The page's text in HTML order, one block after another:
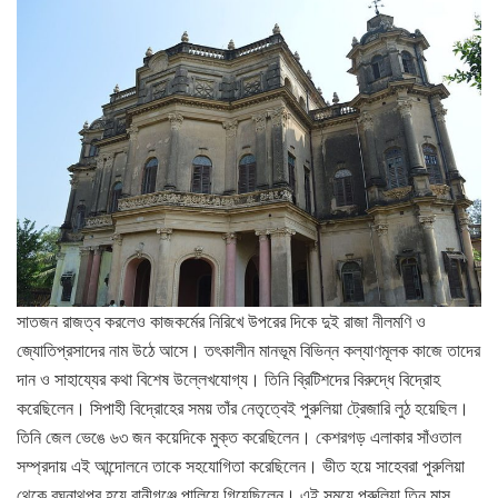
সাতজন রাজত্ব করলেও কাজকর্মের নিরিখে উপরের দিকে দুই রাজা নীলমণি ও
জ্যোতিপ্রসাদের নাম উঠে আসে। তৎকালীন মানভূম বিভিন্ন কল্যাণমূলক কাজে তাদের
দান ও সাহায্যের কথা বিশেষ উল্লেখযোগ্য। তিনি ব্রিটিশদের বিরুদ্ধে বিদ্রোহ
করেছিলেন। সিপাহী বিদ্রোহের সময় তাঁর নেতৃত্বেই পুরুলিয়া ট্রেজারি লুঠ হয়েছিল।
তিনি জেল ভেঙে ৬৩ জন কয়েদিকে মুক্ত করেছিলেন। কেশরগড় এলাকার সাঁওতাল
সম্প্রদায় এই আন্দোলনে তাকে সহযোগিতা করেছিলেন। ভীত হয়ে সাহেবরা পুরুলিয়া